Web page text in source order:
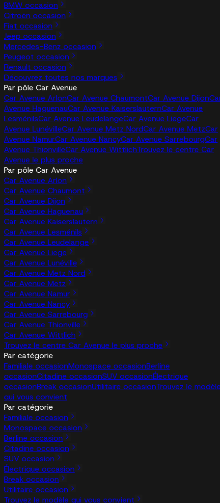
BMW occasion
Citroën occasion
Fiat occasion
Jeep occasion
Mercedes-Benz occasion
Peugeot occasion
Renault occasion
Découvrez toutes nos marques
Par pôle Car Avenue
Car Avenue ArlonCar Avenue ChaumontCar Avenue Dijon
Avenue HaguenauCar Avenue KaiserslauternCar Avenue
LesménilsCar Avenue LeudelangeCar Avenue LiegeCar
Avenue LunévilleCar Avenue Metz NordCar Avenue MetzCar
Avenue NamurCar Avenue NancyCar Avenue SarrebourgCar
Avenue ThionvilleCar Avenue WittlichTrouvez le centre Car
Avenue le plus proche
Par pôle Car Avenue
Car Avenue Arlon
Car Avenue Chaumont
Car Avenue Dijon
Car Avenue Haguenau
Car Avenue Kaiserslautern
Car Avenue Lesménils
Car Avenue Leudelange
Car Avenue Liege
Car Avenue Lunéville
Car Avenue Metz Nord
Car Avenue Metz
Car Avenue Namur
Car Avenue Nancy
Car Avenue Sarrebourg
Car Avenue Thionville
Car Avenue Wittlich
Trouvez le centre Car Avenue le plus proche
Par catégorie
Familiale occasionMonospace occasionBerline
occasionCitadine occasionSUV occasionÉlectrique
occasionBreak occasionUtilitaire occasionTrouvez le
qui vous convient
Par catégorie
Familiale occasion
Monospace occasion
Berline occasion
Citadine occasion
SUV occasion
Électrique occasion
Break occasion
Utilitaire occasion
Trouvez le modèle qui vous convient